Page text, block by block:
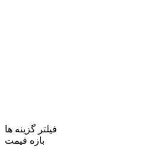
فیلتر گزینه ها
بازه قیمت